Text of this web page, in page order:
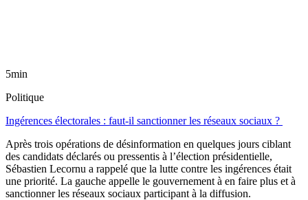
5min
Politique
Ingérences électorales : faut-il sanctionner les réseaux sociaux ?
Après trois opérations de désinformation en quelques jours ciblant
des candidats déclarés ou pressentis à l’élection présidentielle,
Sébastien Lecornu a rappelé que la lutte contre les ingérences était
une priorité. La gauche appelle le gouvernement à en faire plus et à
sanctionner les réseaux sociaux participant à la diffusion.